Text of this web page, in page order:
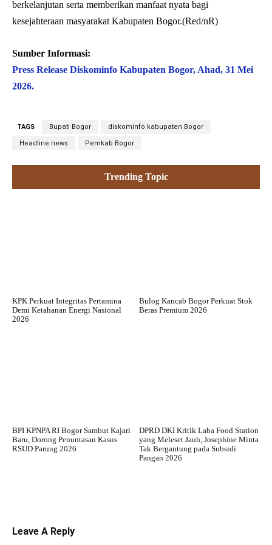
berkelanjutan serta memberikan manfaat nyata bagi
kesejahteraan masyarakat Kabupaten Bogor.(Red/nR)
Sumber Informasi:
Press Release Diskominfo Kabupaten Bogor, Ahad, 31 Mei
2026.
TAGS Bupati Bogor diskominfo kabupaten Bogor
Headline news Pemkab Bogor
Trending Topic
KPK Perkuat Integritas Pertamina
Demi Ketahanan Energi Nasional
2026
Bulog Kancab Bogor Perkuat Stok
Beras Premium 2026
BPI KPNPA RI Bogor Sambut Kajari
Baru, Dorong Penuntasan Kasus
RSUD Parung 2026
DPRD DKI Kritik Laba Food Station
yang Meleset Jauh, Josephine Minta
Tak Bergantung pada Subsidi
Pangan 2026
Leave A Reply